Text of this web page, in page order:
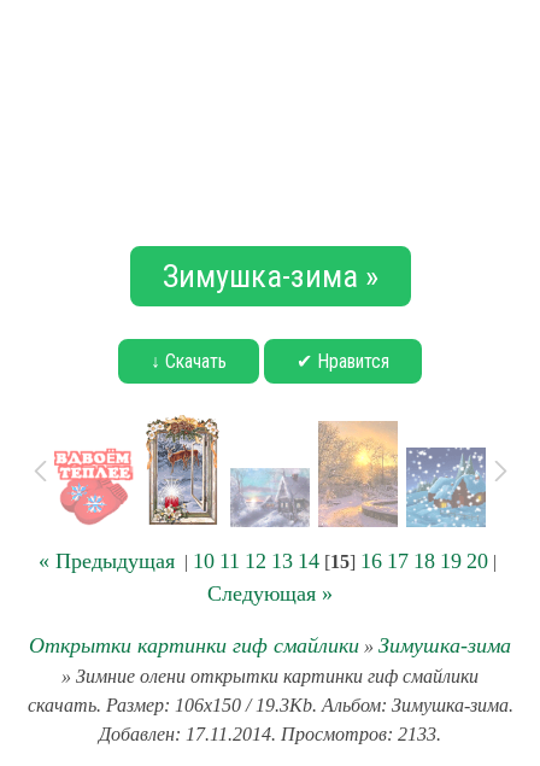
Зимушка-зима »
↓ Скачать ✔ Нравится
« Предыдущая | 10 11 12 13 14 [15] 16 17 18 19 20 |
Следующая »
Открытки картинки гиф смайлики » Зимушка-зима
» Зимние олени открытки картинки гиф смайлики
скачать. Размер: 106x150 / 19.3Kb. Альбом: Зимушка-зима.
Добавлен: 17.11.2014. Просмотров: 2133.